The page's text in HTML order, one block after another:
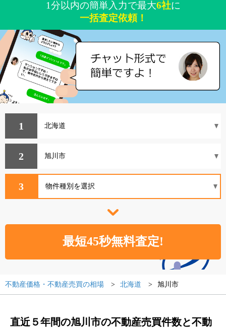
1分以内の簡単入力で最大6社に
一括査定依頼！
1
2
3
不動産価格・不動産売買の相場 北海道 旭川市
直近５年間の旭川市の不動産売買件数と不動